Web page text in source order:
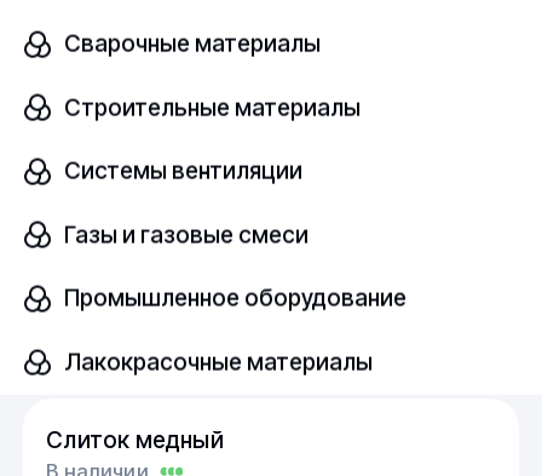
Сварочные материалы
Строительные материалы
Системы вентиляции
Газы и газовые смеси
Промышленное оборудование
Лакокрасочные материалы
В наличии
Cu-OFE ГОСТ 193-2015
Узнать цену
Слиток медный
В наличии